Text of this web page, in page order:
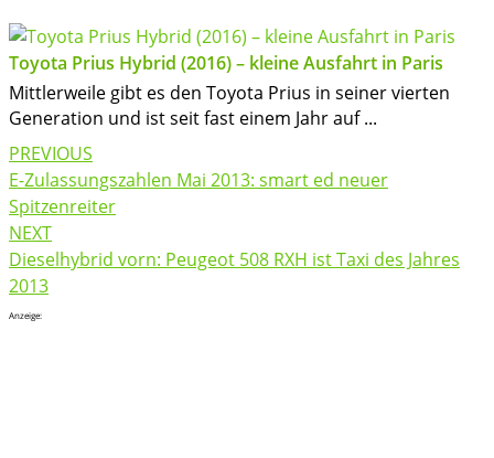
Toyota Prius Hybrid (2016) – kleine Ausfahrt in Paris
Mittlerweile gibt es den Toyota Prius in seiner vierten
Generation und ist seit fast einem Jahr auf ...
Post
navigation
PREVIOUS
E-Zulassungszahlen Mai 2013: smart ed neuer
Spitzenreiter
NEXT
Dieselhybrid vorn: Peugeot 508 RXH ist Taxi des Jahres
2013
Anzeige: